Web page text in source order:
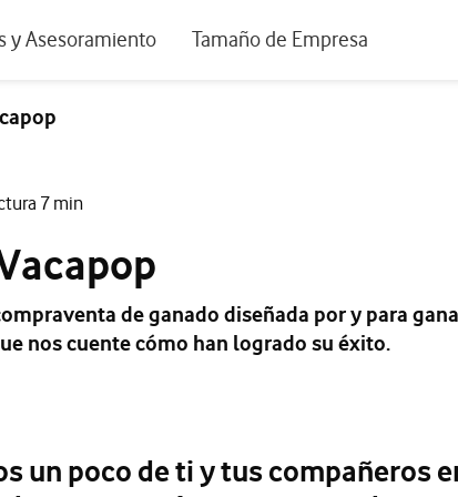
y Asesoramiento
webinars
Tamaño de Empresa
7 min
de ganado diseñada por y para
nos cuente cómo han logrado su éxito.
un poco de ti y tus compañeros